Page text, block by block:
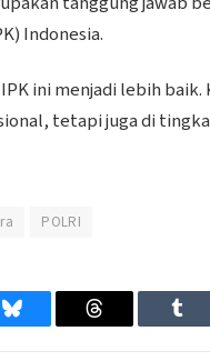
Indonesia.
ini menjadi lebih baik.
tetapi juga di
POLRI
Bluesky Threads